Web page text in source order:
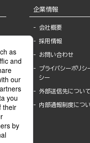
企業情報
会社概要
採用情報
お問い合わせ
プライバシーポリシ
シー
外部送信先について
内部通報制度につ